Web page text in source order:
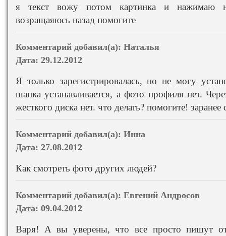
я текст вожу потом картинка и нажимаю
возращаяюсь назад помогите
Комментарий добавил(а): Наталья
Дата: 29.12.2012
Я только зарегистрировалась, но не могу
шапка устанавливается, а фото профиля нет.
жесткого диска нет. что делать? помогите! заранее
Комментарий добавил(а): Инна
Дата: 27.08.2012
Как смотреть фото других людей?
Комментарий добавил(а): Евгений Андросов
Дата: 09.04.2012
Варя! А вы уверены, что все просто пишут